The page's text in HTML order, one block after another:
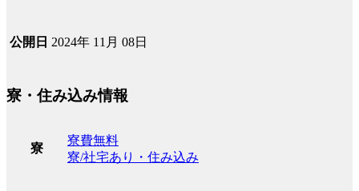
公開日 2024年 11月 08日
寮・住み込み情報
寮
寮費無料
寮/社宅あり・住み込み